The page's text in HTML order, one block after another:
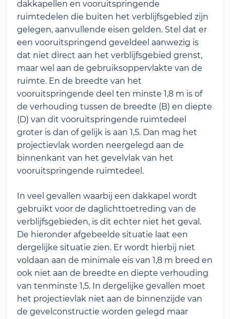
dakkapellen en vooruitspringende
ruimtedelen die buiten het verblijfsgebied zijn
gelegen, aanvullende eisen gelden. Stel dat er
een vooruitspringend geveldeel aanwezig is
dat niet direct aan het verblijfsgebied grenst,
maar wel aan de gebruiksoppervlakte van de
ruimte. En de breedte van het
vooruitspringende deel ten minste 1,8 m is of
de verhouding tussen de breedte (B) en diepte
(D) van dit vooruitspringende ruimtedeel
groter is dan of gelijk is aan 1,5. Dan mag het
projectievlak worden neergelegd aan de
binnenkant van het gevelvlak van het
vooruitspringende ruimtedeel.
In veel gevallen waarbij een dakkapel wordt
gebruikt voor de daglichttoetreding van de
verblijfsgebieden, is dit echter niet het geval.
De hieronder afgebeelde situatie laat een
dergelijke situatie zien. Er wordt hierbij niet
voldaan aan de minimale eis van 1,8 m breed en
ook niet aan de breedte en diepte verhouding
van tenminste 1,5. In dergelijke gevallen moet
het projectievlak niet aan de binnenzijde van
de gevelconstructie worden gelegd maar